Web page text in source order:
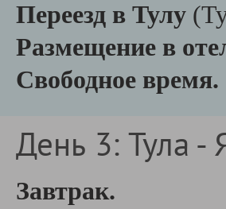
Переезд в Тулу
Размещение в
Свободное время.
День 3: Тула -
Завтрак.